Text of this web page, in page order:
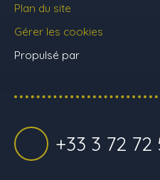
Plan du site
Gérer les cookies
Propulsé par
+33 3 72 72